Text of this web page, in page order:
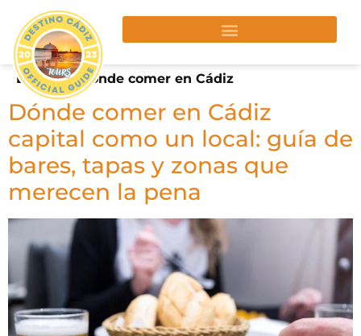
Etiqueta:donde comer en Cádiz
Dónde comer en Cádiz
capital como un local: guía de
bares, tapas y zonas que
merecen la pena